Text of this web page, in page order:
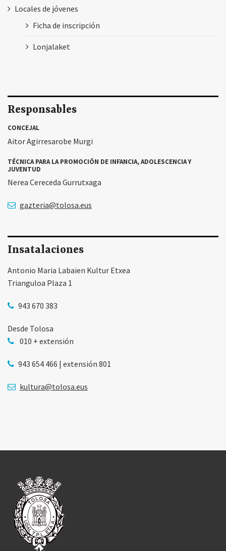
Locales de jóvenes
Ficha de inscripción
Lonjalaket
Responsables
CONCEJAL
Aitor Agirresarobe Murgi
TÉCNICA PARA LA PROMOCIÓN DE INFANCIA, ADOLESCENCIA Y
JUVENTUD
Nerea Cereceda Gurrutxaga
gazteria@tolosa.eus
Insatalaciones
Antonio Maria Labaien Kultur Etxea
Trianguloa Plaza 1
943 670 383
Desde Tolosa
010 + extensión
943 654 466 | extensión 801
kultura@tolosa.eus